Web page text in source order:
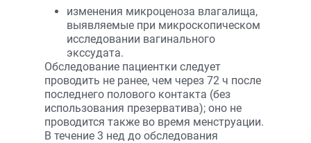
изменения микроценоза влагалища,
выявляемые при микроскопическом
исследовании вагинального
экссудата.
Обследование пациентки следует
проводить не ранее, чем через 72 ч после
последнего полового контакта (без
использования презерватива); оно не
проводится также во время менструации.
В течение 3 нед до обследования